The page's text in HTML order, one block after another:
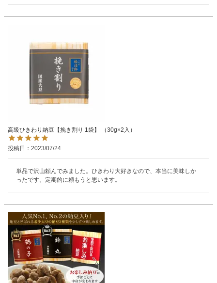
高級ひきわり納豆【挽き割り 1袋】 （30g×2入）
投稿日 2023/07/24
単品で沢山頼んでみました。ひきわり大好きなので、本当に美味しか
ったです。定期的に頼もうと思います。